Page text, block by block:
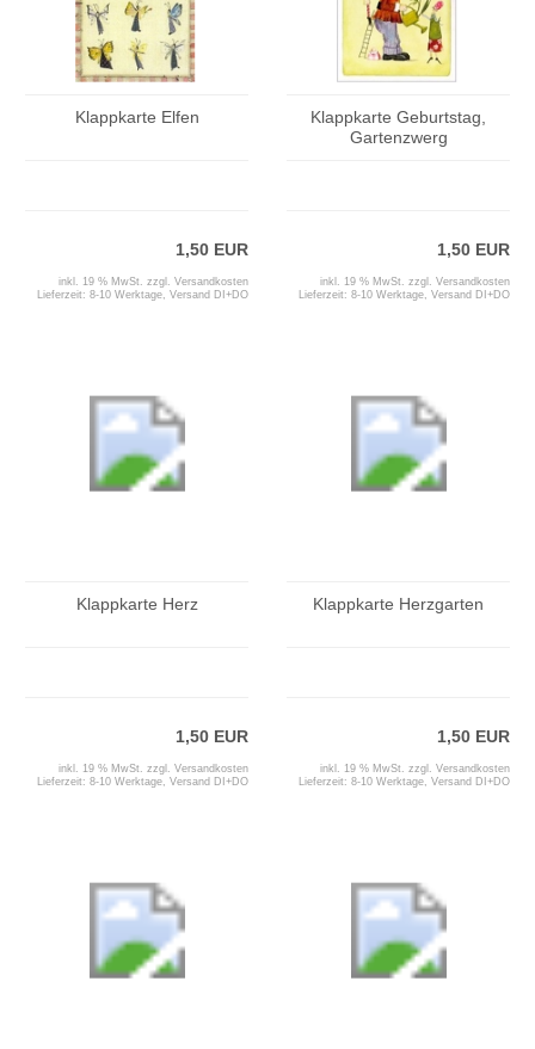
Klappkarte Elfen
1,50 EUR
inkl. 19 % MwSt. zzgl. Versandkosten
Lieferzeit: 8-10 Werktage, Versand DI+DO
Klappkarte Geburtstag,
Gartenzwerg
1,50 EUR
inkl. 19 % MwSt. zzgl. Versandkosten
Lieferzeit: 8-10 Werktage, Versand DI+DO
Klappkarte Herz
1,50 EUR
inkl. 19 % MwSt. zzgl. Versandkosten
Lieferzeit: 8-10 Werktage, Versand DI+DO
Klappkarte Herzgarten
1,50 EUR
inkl. 19 % MwSt. zzgl. Versandkosten
Lieferzeit: 8-10 Werktage, Versand DI+DO